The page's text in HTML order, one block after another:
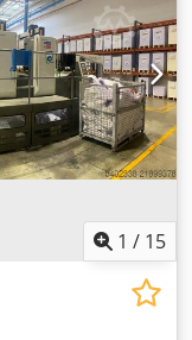
1 / 15